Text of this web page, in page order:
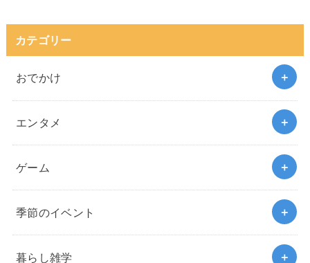
カテゴリー
おでかけ
エンタメ
ゲーム
季節のイベント
暮らし雑学